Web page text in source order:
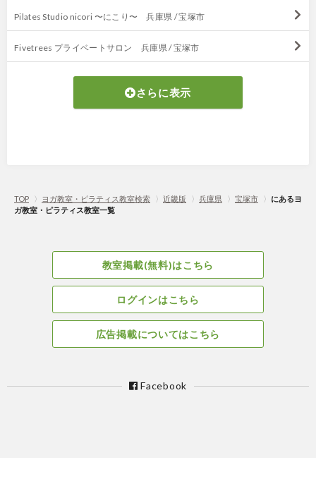
Pilates Studio nicori 〜にこり〜 兵庫県 / 宝塚市
Fivetrees プライベートサロン 兵庫県 / 宝塚市
さらに表示
TOP 〉 ヨガ教室・ピラティス教室検索 〉 近畿版 〉 兵庫県 〉 宝塚市 〉 にあるヨ
ガ教室・ピラティス教室一覧
教室掲載(無料)はこちら
ログインはこちら
広告掲載についてはこちら
Facebook